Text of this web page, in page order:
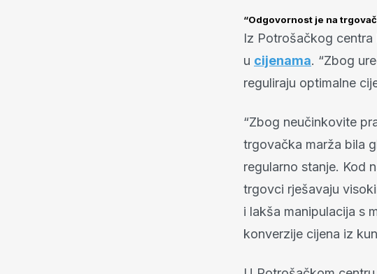
“Odgovornost je na
Iz Potrošačkog centra
u cijenama. “Zbog
reguliraju optimalne
“Zbog neučinkovite
trgovačka marža bila
regularno stanje. Kod
trgovci rješavaju
i lakša manipulacija s
konverzije cijena iz